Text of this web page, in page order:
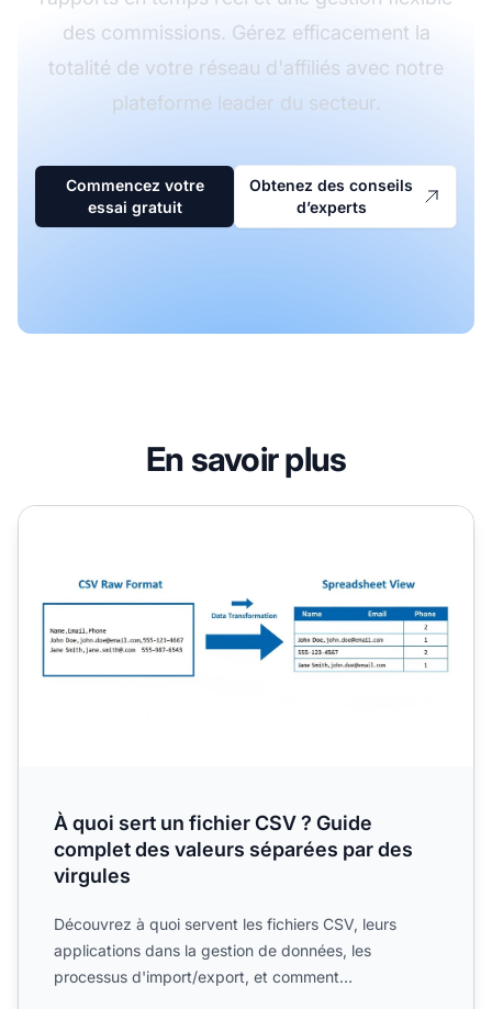
des commissions. Gérez efficacement la
totalité de votre réseau d'affiliés avec notre
plateforme leader du secteur.
Commencez votre
essai gratuit
Obtenez des conseils
d’experts
En savoir plus
À quoi sert un fichier CSV ? Guide complet des valeurs
À quoi sert un fichier CSV ? Guide
complet des valeurs séparées par des
virgules
Découvrez à quoi servent les fichiers CSV, leurs
applications dans la gestion de données, les
processus d'import/export, et comment